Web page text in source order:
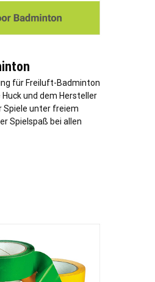
für Freiluft-Badminton
und dem Hersteller
Spiele unter freiem
Spielspaß bei allen